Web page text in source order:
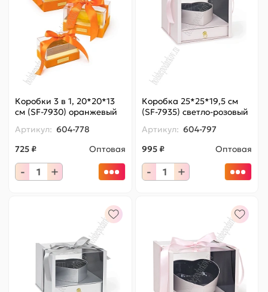
Коробки 3 в 1, 20*20*13
см (SF-7930) оранжевый
Артикул: 604-778
725 ₽
Оптовая
- +
Коробка 25*25*19,5 см
(SF-7935) светло-розовый
Артикул: 604-797
995 ₽
Оптовая
- +